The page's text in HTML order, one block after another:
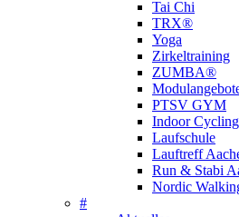
Tai Chi
TRX®
Yoga
Zirkeltraining
ZUMBA®
PTSV GYM
Indoor Cycling
Laufschule
Lauftreff
Run & Stabi
Nordic
#